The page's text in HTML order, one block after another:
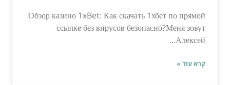
Обзор казино 1xBet: Как скачать 1хбет по прямой
ссылке без вирусов безопасно?Меня зовут
Алексей...
קרא עוד »